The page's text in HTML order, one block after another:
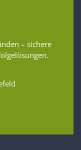
– sichere